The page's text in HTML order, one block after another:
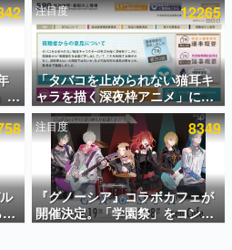
記事ランキング
以上！ ページビュー数万以上！ などな
読まれた、電ファミ渾身の“殿堂入り”記
。
ン
注目度 12265
「タバコを止められない猫耳キ
ャラを描く深夜枠アニメ」に視
聴者の一部から批判意見。違法
薬物の使用と思しき描写も含め
て、BPOが議論を交わす
注目度 8349
『グノーシア』コラボカフェが
開催決定。「学園祭」をコンセ
プトに、模擬店やセツやSQ、ラ